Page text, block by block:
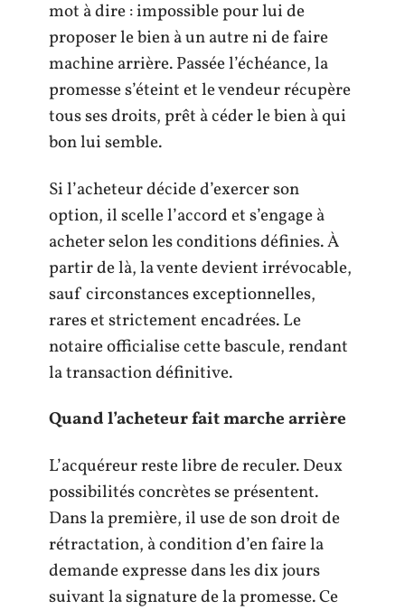
mot à dire : impossible pour lui de
proposer le bien à un autre ni de faire
machine arrière. Passée l’échéance, la
promesse s’éteint et le vendeur récupère
tous ses droits, prêt à céder le bien à qui
bon lui semble.
Si l’acheteur décide d’exercer son
option, il scelle l’accord et s’engage à
acheter selon les conditions définies. À
partir de là, la vente devient irrévocable,
sauf circonstances exceptionnelles,
rares et strictement encadrées. Le
notaire officialise cette bascule, rendant
la transaction définitive.
Quand l’acheteur fait marche arrière
L’acquéreur reste libre de reculer. Deux
possibilités concrètes se présentent.
Dans la première, il use de son droit de
rétractation, à condition d’en faire la
demande expresse dans les dix jours
suivant la signature de la promesse. Ce